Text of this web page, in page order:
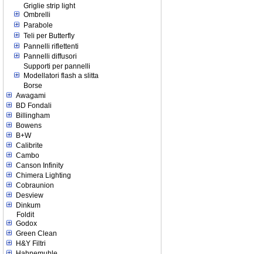
Griglie strip light
Ombrelli
Parabole
Teli per Butterfly
Pannelli riflettenti
Pannelli diffusori
Supporti per pannelli
Modellatori flash a slitta
Borse
Awagami
BD Fondali
Billingham
Bowens
B+W
Calibrite
Cambo
Canson Infinity
Chimera Lighting
Cobraunion
Desview
Dinkum
Foldit
Godox
Green Clean
H&Y Filtri